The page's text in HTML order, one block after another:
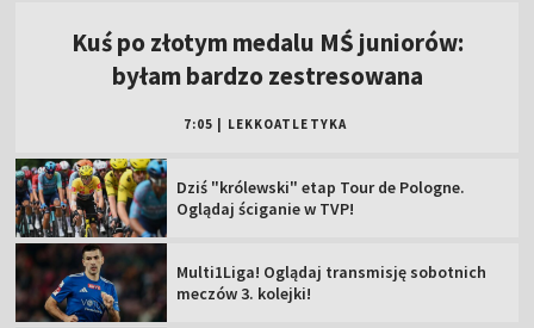
Multi1Liga! Oglądaj transmisję sobotnich
meczów 3. kolejki!
Zawisza Bydgoszcz – Resovia [NA ŻYWO].
Podhale Nowy Targ – Hutnik Kraków [NA